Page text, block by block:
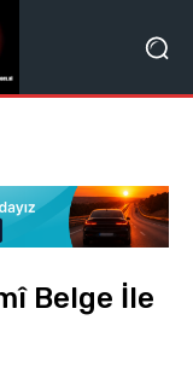
Belge İle